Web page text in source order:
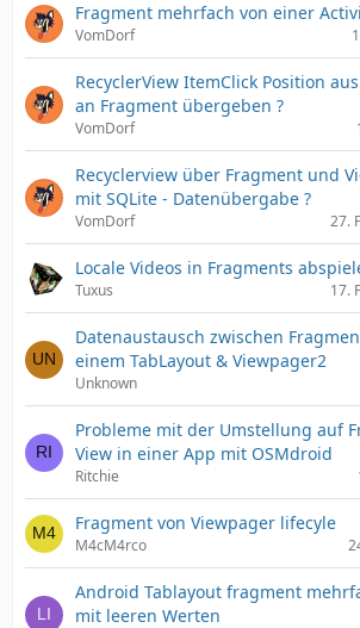
Fragment mehrfach von einer
VomDorf
RecyclerView ItemClick Position
an Fragment übergeben ?
VomDorf
Recyclerview über Fragment und
mit SQLite - Datenübergabe ?
VomDorf 27.
Locale Videos in Fragments
Tuxus
17.
Datenaustausch zwischen
einem TabLayout & Viewpager2
Unknown
Probleme mit der Umstellung auf
View in einer App mit OSMdroid
Ritchie
Fragment von Viewpager lifecyle
M4cM4rco
Android Tablayout fragment
mit leeren Werten